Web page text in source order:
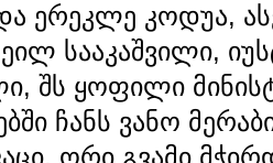
ერეკლე კოდუა,
სააკაშვილი,
შს ყოფილი
ჩანს ვანო
ორი გვამი